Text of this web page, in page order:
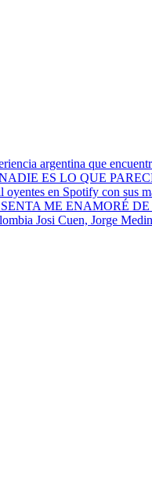
argentina que
ME ENAMORÉ
Josi Cuen, Jorge